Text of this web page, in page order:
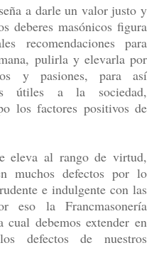
a darle un valor justo y
deberes masónicos figura
recomendaciones para
pulirla y elevarla por
y pasiones, para así
útiles a la sociedad,
losfactores positivos de
eleva al rango de virtud,
muchos defectos por lo
e indulgente con las
eso la Francmasonería
cual debemosextender en
defectos de nuestros